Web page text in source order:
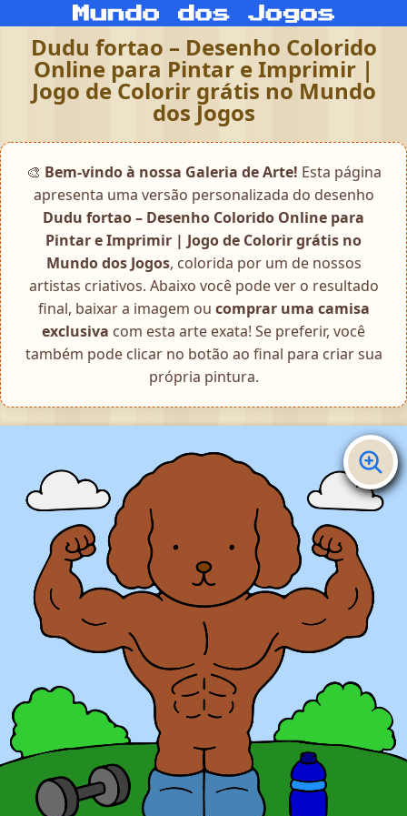
Dudu fortao – Desenho Colorido
Online para Pintar e Imprimir |
Jogo de Colorir grátis no Mundo
dos Jogos
🎨 Bem-vindo à nossa Galeria de Arte! Esta página
apresenta uma versão personalizada do desenho
Dudu fortao – Desenho Colorido Online para
Pintar e Imprimir | Jogo de Colorir grátis no
Mundo dos Jogos, colorida por um de nossos
artistas criativos. Abaixo você pode ver o resultado
final, baixar a imagem ou comprar uma camisa
exclusiva com esta arte exata! Se preferir, você
também pode clicar no botão ao final para criar sua
própria pintura.